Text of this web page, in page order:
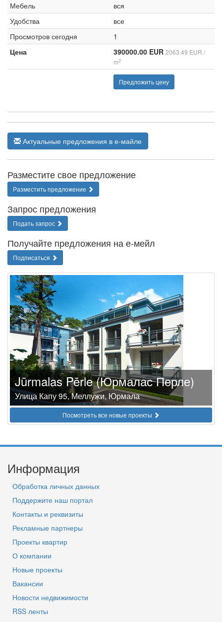
Мебель
вся
Удобства
все
Просмотров сегодня
1
Цена
390000.00 EUR 2063.49 EUR /
m2
Предложить цену
Актуальные предложения в е-майле
Разместите свое предложение
Разместить предложение
Запрос предложения
Подать запрос
Получайте предложения на е-мейл
Подписаться
Jūrmalas Pērle (Юрмалас Перле)
Улица Капу 95, Меллужи, Юрмала
Посмотреть все новые проекты
Информация
Обработка личных данных
Поддержите наш портал
Контакты и реквизиты
Рекламные партнеры
Проекты квартир
О компании
Новые проекты
Вакансии
Новости недвижимости
RSS ленты